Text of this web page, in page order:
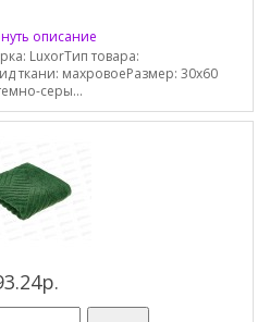
описание
LuxorТип товара:
ткани: махровоеРазмер: 30х60
серы...